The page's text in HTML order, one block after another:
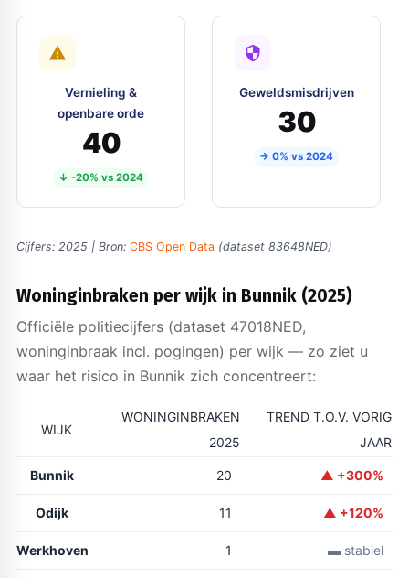
Vernieling &
openbare orde
40
↓ -20% vs 2024
Geweldsmisdrijven
30
→ 0% vs 2024
Cijfers: 2025 | Bron: CBS Open Data (dataset 83648NED)
Woninginbraken per wijk in Bunnik (2025)
Officiële politiecijfers (dataset 47018NED,
woninginbraak incl. pogingen) per wijk — zo ziet u
waar het risico in Bunnik zich concentreert:
WIJK
WONINGINBRAKEN
2025
TREND T.O.V. VORIG
JAAR
Bunnik 20 ▲ +300%
Odijk 11 ▲ +120%
Werkhoven 1 ▬ stabiel